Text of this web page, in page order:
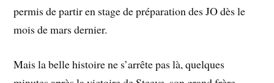
permis de partir en stage de préparation des JO dès le
mois de mars dernier.
Mais la belle histoire ne s’arrête pas là, quelques